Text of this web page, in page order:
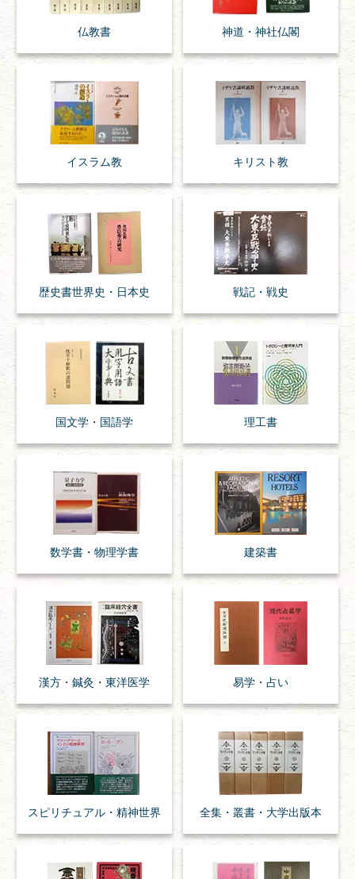
仏教書 神道・神社仏閣
イスラム教 キリスト教
歴史書世界史・ 日本史 戦記・戦史
国文学・ 国語学 理工書
数学書・ 物理学書 建築書
漢方・ 鍼灸・ 東洋医学 易学・ 占い
スピリチュアル・ 精神世界 全集・ 叢書・ 大学出版本